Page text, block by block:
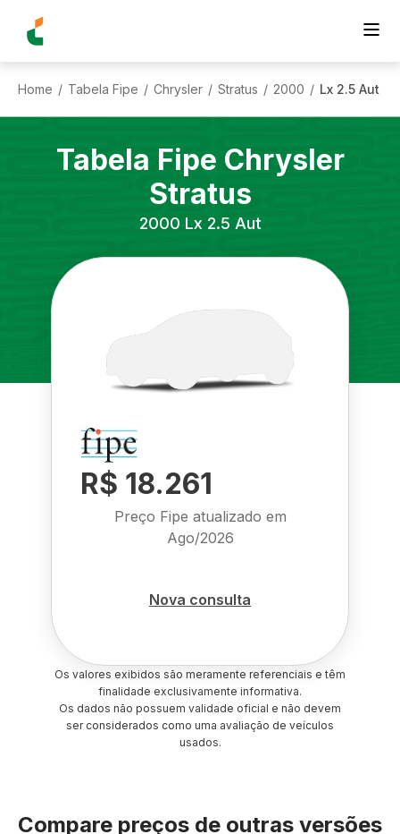
Home / Tabela Fipe / Chrysler / Stratus / 2000 / Lx 2.5 Aut
Tabela Fipe Chrysler
Stratus
2000 Lx 2.5 Aut
R$ 18.261
Preço Fipe atualizado em
Ago/2026
Nova consulta
Os valores exibidos são meramente referenciais e têm
finalidade exclusivamente informativa.
Os dados não possuem validade oficial e não devem
ser considerados como uma avaliação de veículos
usados.
Compare preços de outras versões